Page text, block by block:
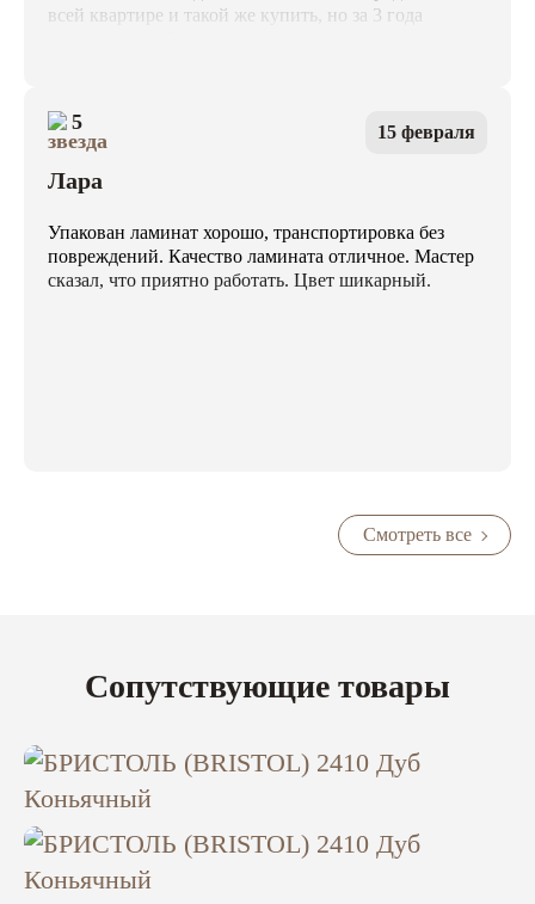
всей квартире и такой же купить, но за 3 года
выходные сам, замки реально хорошие, собирать
одно удовольствие. Я пока доволен, рекомендую пол
от Ламивуд.
5
Лара
15 февраля
Упакован ламинат хорошо, транспортировка без
повреждений. Качество ламината отличное. Мастер
сказал, что приятно работать. Цвет шикарный.
Смотреть все
Сопутствующие товары